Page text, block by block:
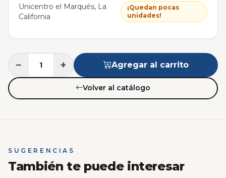
Unicentro el Marqués, La
California
¡Quedan pocas
unidades!
− + Agregar al carrito
Volver al catálogo
SUGERENCIAS
También te puede interesar